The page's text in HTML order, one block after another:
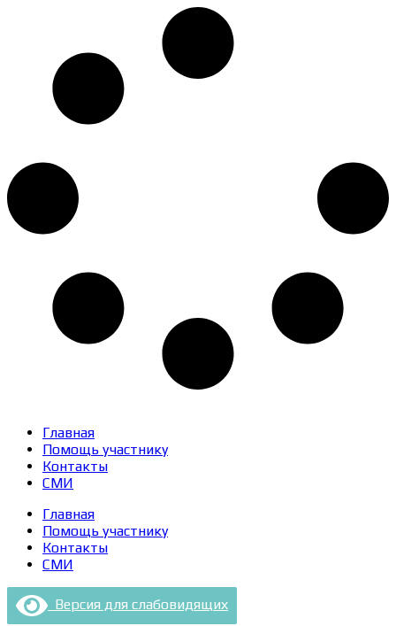
Главная
Помощь участнику
Контакты
СМИ
Главная
Помощь участнику
Контакты
СМИ
Версия для слабовидящих